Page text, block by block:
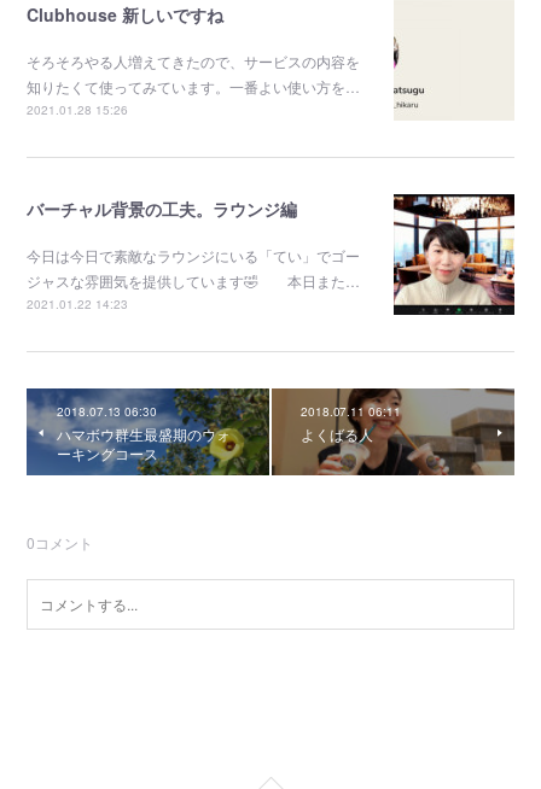
Clubhouse 新しいですね
そろそろやる人増えてきたので、サービスの内容を
知りたくて使ってみています。一番よい使い方を…
2021.01.28 15:26
バーチャル背景の工夫。ラウンジ編
今日は今日で素敵なラウンジにいる「てい」でゴー
ジャスな雰囲気を提供しています🤣 本日また…
2021.01.22 14:23
2018.07.13 06:30
ハマボウ群生最盛期のウォ
ーキングコース
2018.07.11 06:11
よくばる人
0コメント